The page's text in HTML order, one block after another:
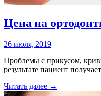
Цена на
26 июля, 2019
Проблемы с прикусом,
результате пациент
Читать далее →